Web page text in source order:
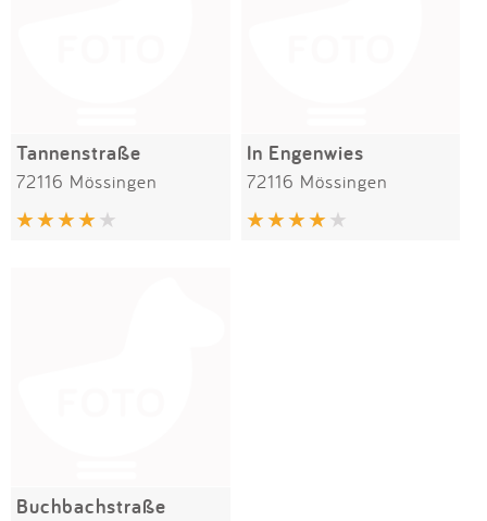
Tannenstraße
72116 Mössingen
In Engenwies
72116 Mössingen
Buchbachstraße